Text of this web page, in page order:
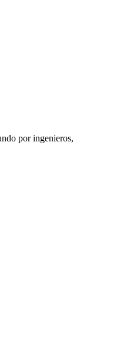
por ingenieros,